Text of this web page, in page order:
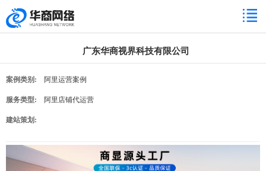
广东华商视界科技有限公司
案例类别: 阿里运营案例
服务类型: 阿里店铺代运营
建站策划: